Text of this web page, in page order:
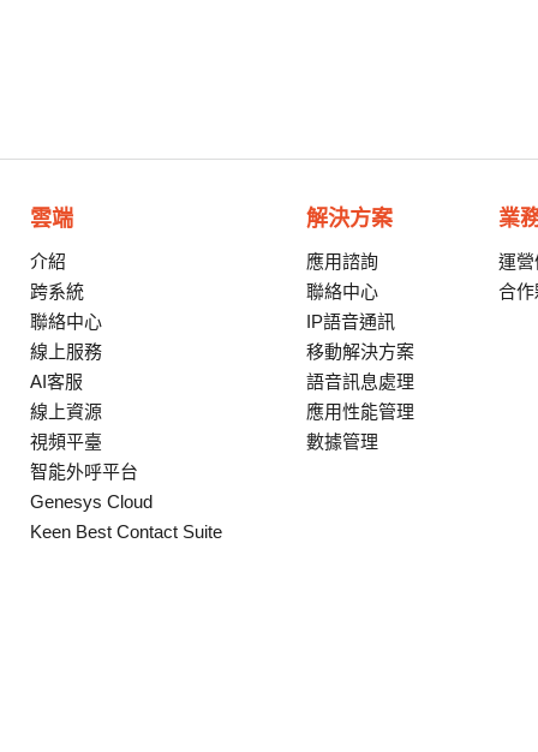
雲端
介紹
跨系統
聯絡中心
線上服務
AI客服
線上資源
視頻平臺
智能外呼平台
Genesys Cloud
Keen Best Contact Suite
解決方案
應用諮詢
聯絡中心
IP語音通訊
移動解決方案
語音訊息處理
應用性能管理
數據管理
業
運
合